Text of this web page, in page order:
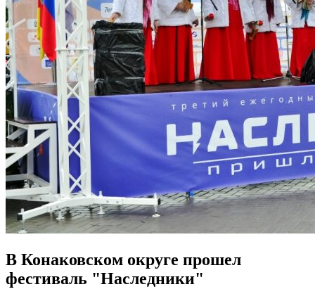
В Конаковском округе прошел
фестиваль "Наследники"